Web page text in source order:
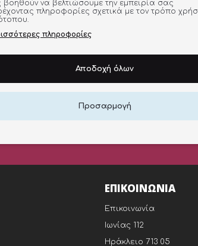
ευπρόσιτους προορισμούς καθώς και
σας στέλνουμε το αντίστοιχο προιόν
ΠΡΟΙΟΝΤΑ
ΤΙΜΕΣ ΤΗΣ
ΕΥΚΟΛΕΣ
ΕΠΙΚΟΙΝΩΝΙΑ
Επικοινωνία
Ιωνίας 112
Ηράκλειο 713 05
βοηθούν να βελτιώσουμε την εμπειρία σας
πληροφορίες σχετικά με τον τρόπο
πληροφορίες
Αποδοχή όλων
Προσαρμογή